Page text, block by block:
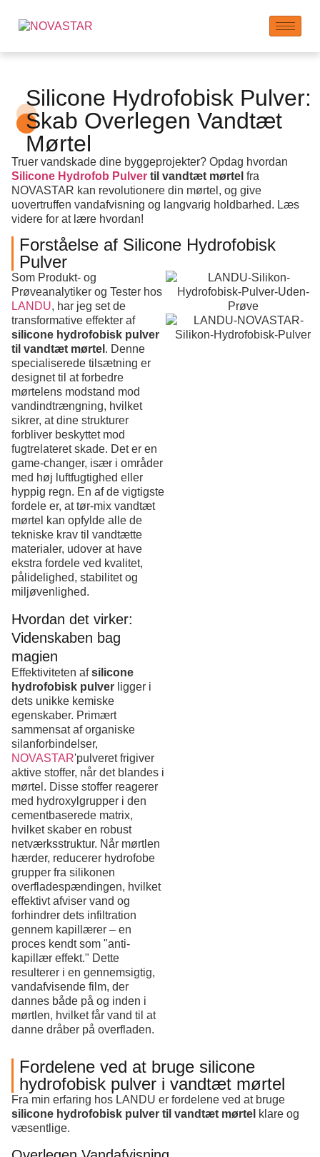
Silicone Hydrofobisk Pulver:
Skab Overlegen Vandtæt
Mørtel
Truer vandskade dine byggeprojekter? Opdag hvordan
Silicone Hydrofob Pulver til vandtæt mørtel fra
NOVASTAR kan revolutionere din mørtel, og give
uovertruffen vandafvisning og langvarig holdbarhed. Læs
videre for at lære hvordan!
Forståelse af Silicone Hydrofobisk
Pulver
Som Produkt- og
Prøveanalytiker og Tester hos
LANDU, har jeg set de
transformative effekter af
silicone hydrofobisk pulver
til vandtæt mørtel . Denne
specialiserede tilsætning er
designet til at forbedre
mørtelens modstand mod
vandindtrængning, hvilket
sikrer, at dine strukturer
forbliver beskyttet mod
fugtrelateret skade. Det er en
game-changer, især i områder
med høj luftfugtighed eller
hyppig regn. En af de vigtigste
fordele er, at tør-mix vandtæt
mørtel kan opfylde alle de
tekniske krav til vandtætte
materialer, udover at have
ekstra fordele ved kvalitet,
pålidelighed, stabilitet og
miljøvenlighed.
Hvordan det virker:
Videnskaben bag
magien
Effektiviteten afsilicone
hydrofobisk pulver ligger i
dets unikke kemiske
egenskaber. Primært
sammensat af organiske
silanforbindelser,
NOVASTAR'pulveret frigiver
aktive stoffer, når det blandes i
mørtel. Disse stoffer reagerer
med hydroxylgrupper i den
cementbaserede matrix,
hvilket skaber en robust
netværksstruktur. Når mørtlen
hærder, reducerer hydrofobe
grupper fra silikonen
overfladespændingen, hvilket
effektivt afviser vand og
forhindrer dets infiltration
gennem kapillærer – en
proces kendt som "anti-
kapillær effekt." Dette
resulterer i en gennemsigtig,
vandafvisende film, der
dannes både på og inden i
mørtlen, hvilket får vand til at
danne dråber på overfladen.
Fordelene ved at bruge silicone
hydrofobisk pulver i vandtæt mørtel
Fra min erfaring hos LANDU er fordelene ved at bruge
silicone hydrofobisk pulver til vandtæt mørtel klare og
væsentlige.